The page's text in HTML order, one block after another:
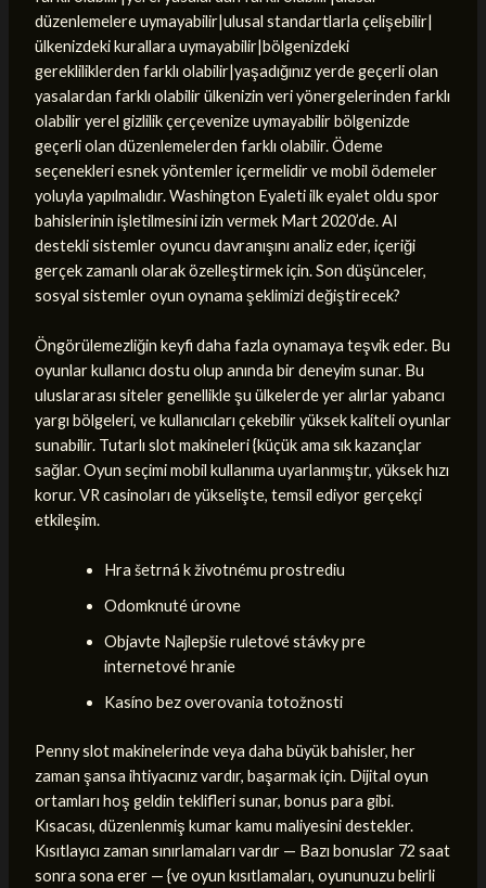
düzenlemelere uymayabilir|ulusal standartlarla çelişebilir|
ülkenizdeki kurallara uymayabilir|bölgenizdeki
gerekliliklerden farklı olabilir|yaşadığınız yerde geçerli olan
yasalardan farklı olabilir ülkenizin veri yönergelerinden farklı
olabilir yerel gizlilik çerçevenize uymayabilir bölgenizde
geçerli olan düzenlemelerden farklı olabilir. Ödeme
seçenekleri esnek yöntemler içermelidir ve mobil ödemeler
yoluyla yapılmalıdır. Washington Eyaleti ilk eyalet oldu spor
bahislerinin işletilmesini izin vermek Mart 2020’de. AI
destekli sistemler oyuncu davranışını analiz eder, içeriği
gerçek zamanlı olarak özelleştirmek için. Son düşünceler,
sosyal sistemler oyun oynama şeklimizi değiştirecek?
Öngörülemezliğin keyfi daha fazla oynamaya teşvik eder. Bu
oyunlar kullanıcı dostu olup anında bir deneyim sunar. Bu
uluslararası siteler genellikle şu ülkelerde yer alırlar yabancı
yargı bölgeleri, ve kullanıcıları çekebilir yüksek kaliteli oyunlar
sunabilir. Tutarlı slot makineleri {küçük ama sık kazançlar
sağlar. Oyun seçimi mobil kullanıma uyarlanmıştır, yüksek hızı
korur. VR casinoları de yükselişte, temsil ediyor gerçekçi
etkileşim.
Hra šetrná k životnému prostrediu
Odomknuté úrovne
Objavte Najlepšie ruletové stávky pre
internetové hranie
Kasíno bez overovania totožnosti
Penny slot makinelerinde veya daha büyük bahisler, her
zaman şansa ihtiyacınız vardır, başarmak için. Dijital oyun
ortamları hoş geldin teklifleri sunar, bonus para gibi.
Kısacası, düzenlenmiş kumar kamu maliyesini destekler.
Kısıtlayıcı zaman sınırlamaları vardır — Bazı bonuslar 72 saat
sonra sona erer — {ve oyun kısıtlamaları, oyununuzu belirli